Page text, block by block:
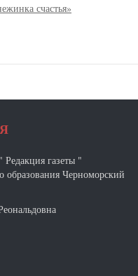
счастья»
газеты "
образования Черноморский